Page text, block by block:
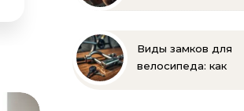
Виды замков для
велосипеда: как